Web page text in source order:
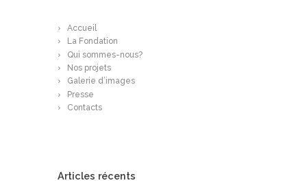
Accueil
La Fondation
Qui sommes-nous?
Nos projets
Galerie d’images
Presse
Contacts
Articles récents